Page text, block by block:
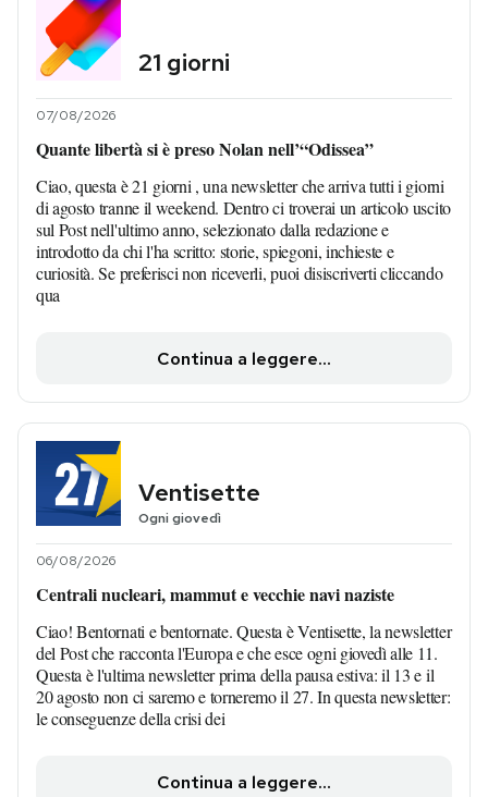
21 giorni
07/08/2026
Quante libertà si è preso Nolan nell’“Odissea”
Ciao, questa è 21 giorni , una newsletter che arriva tutti i giorni
di agosto tranne il weekend. Dentro ci troverai un articolo uscito
sul Post nell'ultimo anno, selezionato dalla redazione e
introdotto da chi l'ha scritto: storie, spiegoni, inchieste e
curiosità. Se preferisci non riceverli, puoi disiscriverti cliccando
qua
Continua a leggere...
Ventisette
Ogni giovedì
06/08/2026
Centrali nucleari, mammut e vecchie navi naziste
Ciao! Bentornati e bentornate. Questa è Ventisette, la newsletter
del Post che racconta l'Europa e che esce ogni giovedì alle 11.
Questa è l'ultima newsletter prima della pausa estiva: il 13 e il
20 agosto non ci saremo e torneremo il 27. In questa newsletter:
le conseguenze della crisi dei
Continua a leggere...